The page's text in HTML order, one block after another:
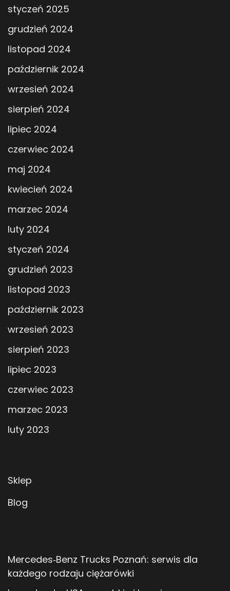
styczeń 2025
grudzień 2024
listopad 2024
październik 2024
wrzesień 2024
sierpień 2024
lipiec 2024
czerwiec 2024
maj 2024
kwiecień 2024
marzec 2024
luty 2024
styczeń 2024
grudzień 2023
listopad 2023
październik 2023
wrzesień 2023
sierpień 2023
lipiec 2023
czerwiec 2023
marzec 2023
luty 2023
Sklep
Blog
Mercedes‑Benz Trucks Poznań: serwis dla
każdego rodzaju ciężarówki